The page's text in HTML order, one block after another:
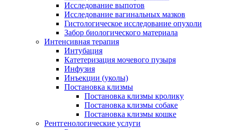
Исследование выпотов
Исследование вагинальных мазков
Гистологическое исследование опухоли
Забор биологического материала
Интенсивная терапия
Интубация
Катетеризация мочевого пузыря
Инфузия
Инъекции (уколы)
Постановка клизмы
Постановка клизмы кролику
Постановка клизмы собаке
Постановка клизмы кошке
Рентгенологические услуги